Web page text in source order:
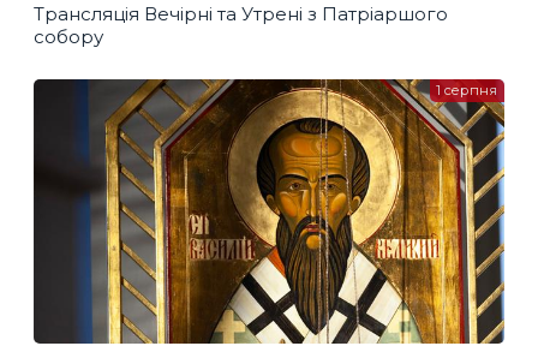
Трансляція Вечірні та Утрені з Патріаршого
собору
1 серпня